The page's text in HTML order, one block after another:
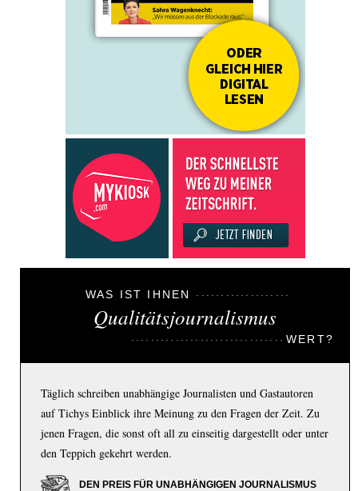
WAS IST IHNEN
Qualitätsjournalismus
WERT?
Täglich schreiben unabhängige Journalisten und Gastautoren
auf Tichys Einblick ihre Meinung zu den Fragen der Zeit. Zu
jenen Fragen, die sonst oft all zu einseitig dargestellt oder unter
den Teppich gekehrt werden.
DEN PREIS FÜR UNABHÄNGIGEN JOURNALISMUS